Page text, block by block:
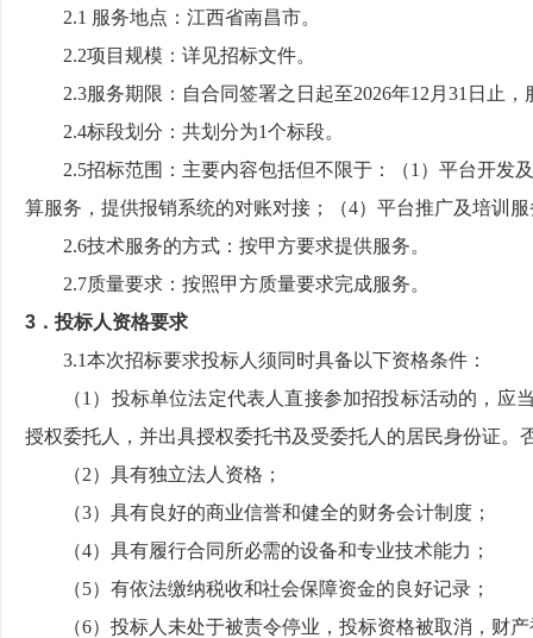
2.1 服务地点：江西省南昌市。
2.2项目规模：详见招标文件。
2.3服务期限：自合同签署之日起至2026年12月31日止
2.4标段划分：共划分为1个标段。
2.5招标范围：主要内容包括但不限于：（1）平台开发
算服务，提供报销系统的对账对接；（4）平台推广及培训
2.6技术服务的方式：按甲方要求提供服务。
2.7质量要求：按照甲方质量要求完成服务。
3．投标人资格要求
3.1本次招标要求投标人须同时具备以下资格条件：
（1）投标单位法定代表人直接参加招投标活动的，
授权委托人，并出具授权委托书及受委托人的居民身份证。
（2）具有独立法人资格；
（3）具有良好的商业信誉和健全的财务会计制度；
（4） 具有履行合同所必需的设备和专业技术能力 ；
（5） 有依法缴纳税收和社会保障资金的良好记录；
（6）投标人未处于被责令停业，投标资格被取消，财